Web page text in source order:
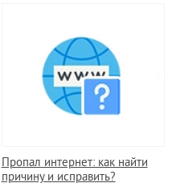
Пропал интернет: как найти
причину и исправить?